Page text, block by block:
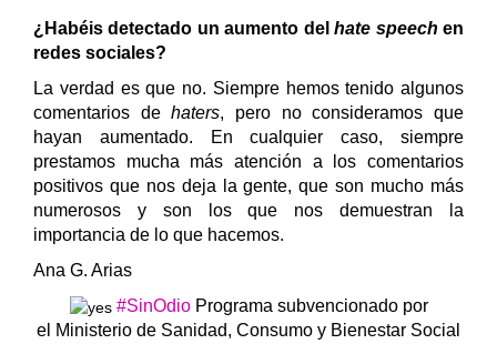
¿Habéis detectado un aumento delhate speech en
redes sociales?
La verdad es que no. Siempre hemos tenido algunos
comentarios dehaters, pero no consideramos que
hayan aumentado. En cualquier caso, siempre
prestamos mucha más atención a los comentarios
positivos que nos deja la gente, que son mucho más
numerosos y son los que nos demuestran la
importancia de lo que hacemos.
Ana G. Arias
#SinOdio Programa subvencionado por
el Ministerio de Sanidad, Consumo y Bienestar Social